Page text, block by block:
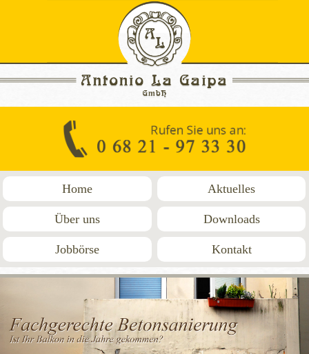
Home Aktuelles
Über uns Downloads
Jobbörse Kontakt